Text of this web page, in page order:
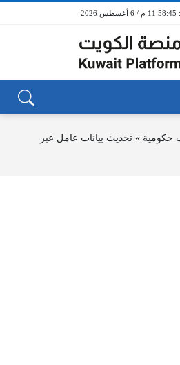
11:58:45 م / 6 أغسطس 2026
حكومية » تحديث بيانات عامل عبر